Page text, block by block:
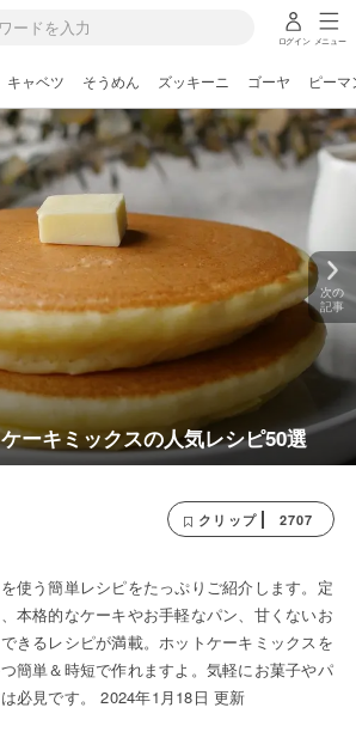
ログイン メニュー
キャベツ そうめん ズッキーニ ゴーヤ ピーマ
ーキミックスの人気レシピ50選
次の
記事
クリップ 2707
使う簡単レシピをたっぷりご紹介します。定
本格的なケーキやお手軽なパン、甘くないお
きるレシピが満載。ホットケーキミックスを
簡単＆時短で作れますよ。気軽にお菓子やパ
必見です。 2024年1月18日 更新